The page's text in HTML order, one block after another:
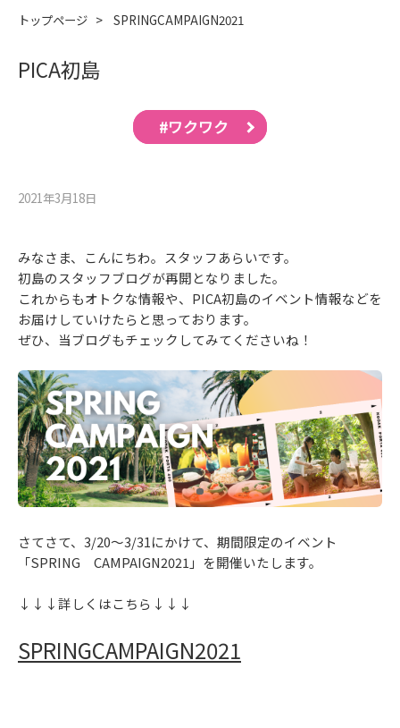
トップページ > SPRINGCAMPAIGN2021
PICA初島
#ワクワク
2021年3月18⽇
みなさま、こんにちわ。スタッフあらいです。
初島のスタッフブログが再開となりました。
これからもオトクな情報や、PICA初島のイベント情報などを
お届けしていけたらと思っております。
ぜひ、当ブログもチェックしてみてくださいね！
さてさて、3/20～3/31にかけて、期間限定のイベント
「SPRING CAMPAIGN2021」を開催いたします。
↓↓↓詳しくはこちら↓↓↓
SPRINGCAMPAIGN2021